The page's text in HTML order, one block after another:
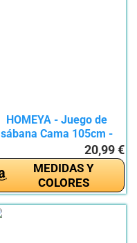
HOMEYA - Juego de
sábana Cama 105cm -
juego de 3...20,99 €
MEDIDAS Y
COLORES